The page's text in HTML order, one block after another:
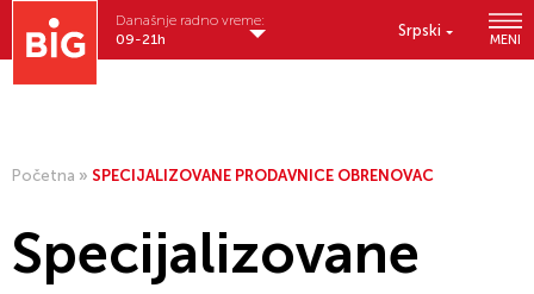
Srpski
MENI
Današnje radno vreme:
09-21h
Početna » SPECIJALIZOVANE PRODAVNICE OBRENOVAC
Specijalizovane